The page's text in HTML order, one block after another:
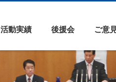
活動実績 後援会 ご意